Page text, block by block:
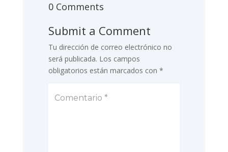
0 Comments
Submit a Comment
Tu dirección de correo electrónico no
será publicada. Los campos
obligatorios están marcados con *